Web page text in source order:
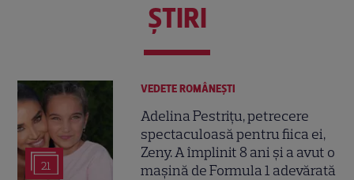
ŞTIRI
21
VEDETE ROMÂNEŞTI
Adelina Pestrițu, petrecere
spectaculoasă pentru fiica ei,
Zeny. A împlinit 8 ani și a avut o
mașină de Formula 1 adevărată